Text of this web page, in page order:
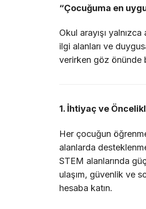
“Çocuğuma en
Okul arayışı
ilgi alanları ve
verirken göz önünde
1. İhtiyaç ve
Her çocuğun
alanlarda
STEM alanlarında
ulaşım, güvenlik ve
hesaba katın.